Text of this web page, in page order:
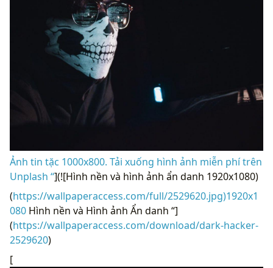
Ảnh tin tặc 1000x800. Tải xuống hình ảnh miễn phí trên
Unplash “](![Hình nền và hình ảnh ẩn danh 1920x1080)
(https://wallpaperaccess.com/full/2529620.jpg)1920x1
080 Hình nền và Hình ảnh Ẩn danh “]
(https://wallpaperaccess.com/download/dark-hacker-
2529620)
[